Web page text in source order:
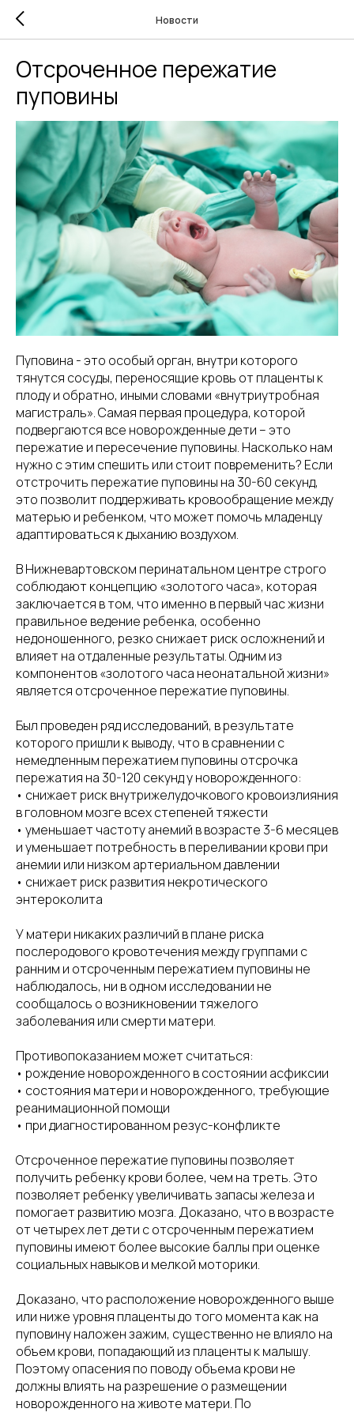
Новости
Отсроченное пережатие
пуповины
Пуповина - это особый орган, внутри которого
тянутся сосуды, переносящие кровь от плаценты к
плоду и обратно, иными словами «внутриутробная
магистраль». Самая первая процедура, которой
подвергаются все новорожденные дети – это
пережатие и пересечение пуповины. Насколько нам
нужно с этим спешить или стоит повременить? Если
отстрочить пережатие пуповины на 30-60 секунд,
это позволит поддерживать кровообращение между
матерью и ребенком, что может помочь младенцу
адаптироваться к дыханию воздухом.
В Нижневартовском перинатальном центре строго
соблюдают концепцию «золотого часа», которая
заключается в том, что именно в первый час жизни
правильное ведение ребенка, особенно
недоношенного, резко снижает риск осложнений и
влияет на отдаленные результаты. Одним из
компонентов «золотого часа неонатальной жизни»
является отсроченное пережатие пуповины.
Был проведен ряд исследований, в результате
которого пришли к выводу, что в сравнении с
немедленным пережатием пуповины отсрочка
пережатия на 30-120 секунд у новорожденного:
• снижает риск внутрижелудочкового кровоизлияния
в головном мозге всех степеней тяжести
• уменьшает частоту анемий в возрасте 3-6 месяцев
и уменьшает потребность в переливании крови при
анемии или низком артериальном давлении
• снижает риск развития некротического
энтероколита
У матери никаких различий в плане риска
послеродового кровотечения между группами с
ранним и отсроченным пережатием пуповины не
наблюдалось, ни в одном исследовании не
сообщалось о возникновении тяжелого
заболевания или смерти матери.
Противопоказанием может считаться:
• рождение новорожденного в состоянии асфиксии
• состояния матери и новорожденного, требующие
реанимационной помощи
• при диагностированном резус-конфликте
Отсроченное пережатие пуповины позволяет
получить ребенку крови более, чем на треть. Это
позволяет ребенку увеличивать запасы железа и
помогает развитию мозга. Доказано, что в возрасте
от четырех лет дети с отсроченным пережатием
пуповины имеют более высокие баллы при оценке
социальных навыков и мелкой моторики.
Доказано, что расположение новорожденного выше
или ниже уровня плаценты до того момента как на
пуповину наложен зажим, существенно не влияло на
объем крови, попадающий из плаценты к малышу.
Поэтому опасения по поводу объема крови не
должны влиять на разрешение о размещении
новорожденного на животе матери. По